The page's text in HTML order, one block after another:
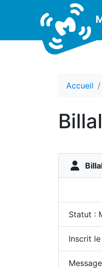
Accueil
Statut :
Inscrit